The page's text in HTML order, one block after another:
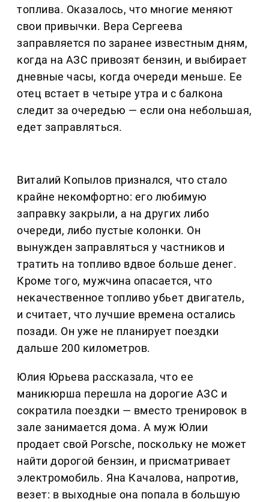
топлива. Оказалось, что многие меняют
свои привычки. Вера Сергеева
заправляется по заранее известным дням,
когда на АЗС привозят бензин, и выбирает
дневные часы, когда очереди меньше. Ее
отец встает в четыре утра и с балкона
следит за очередью — если она небольшая,
едет заправляться.
Виталий Копылов признался, что стало
крайне некомфортно: его любимую
заправку закрыли, а на других либо
очереди, либо пустые колонки. Он
вынужден заправляться у частников и
тратить на топливо вдвое больше денег.
Кроме того, мужчина опасается, что
некачественное топливо убьет двигатель,
и считает, что лучшие времена остались
позади. Он уже не планирует поездки
дальше 200 километров.
Юлия Юрьева рассказала, что ее
маникюрша перешла на дорогие АЗС и
сократила поездки — вместо тренировок в
зале занимается дома. А муж Юлии
продает свой Porsche, поскольку не может
найти дорогой бензин, и присматривает
электромобиль. Яна Качалова, напротив,
везет: в выходные она попала в большую